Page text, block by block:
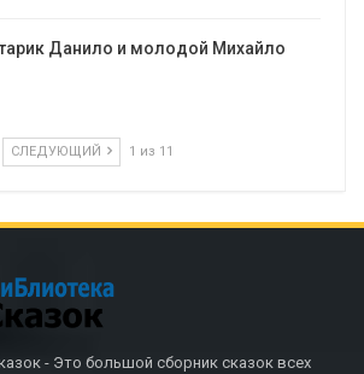
Данило и молодой Михайло
СЛЕДУЮЩИЙ 1 из 11
- Это большой сборник сказок всех